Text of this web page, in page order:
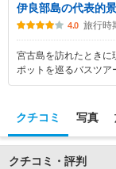
伊良部島の代表的
4.0 旅行時
宮古島を訪れたときに
ポットを巡るバスツア
クチコミ 写真
クチコミ・評判